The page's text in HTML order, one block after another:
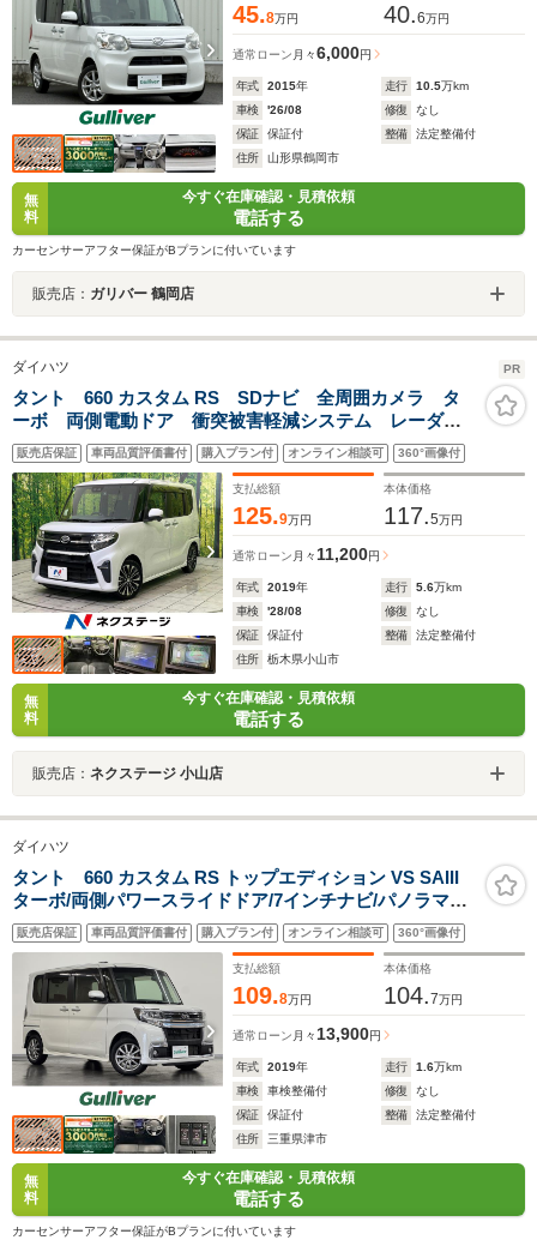
45.8万円 40.6万円
通常ローン 月々6,000円
年式 2015年 走行 10.5万km
車検
'26/08 修復
なし
保証
保証付 整備
法定整備付
住所
山形県鶴岡市
無
料
今すぐ在庫確認・見積依頼
電話する
カーセンサーアフター保証がBプランに付いています
販売店： ガリバー 鶴岡店
ダイハツ PR
タント 660 カスタム RS SDナビ 全周囲カメラ タ
ーボ 両側電動ドア 衝突被害軽減システム レーダー
クルーズ 禁煙車 ハーフレザーシート ドラレコ コ
ーナーセンサー スマートキー LEDヘッド ビルトイ
ンETC
販売店保証 車両品質評価書付 購入プラン付 オンライン相談可 360°画像付
支払総額
125.9万円
本体価格
117.5万円
通常ローン 月々11,200円
年式 2019年 走行 5.6万km
車検
'28/08 修復
なし
保証
保証付 整備
法定整備付
住所
栃木県小山市
無
料
今すぐ在庫確認・見積依頼
電話する
販売店： ネクステージ 小山店
ダイハツ
タント 660 カスタム RS トップエディション VS SAIII
ターボ/両側パワースライドドア/7インチナビ/パノラマモ
ニター/ドライブレコーダー/ETC/ハーフレザーシート/ス
マートアシスト/衝突回避支援ブレーキ/オートハイビー
ム/LEDライト/シートヒーター
販売店保証 車両品質評価書付 購入プラン付 オンライン相談可 360°画像付
支払総額
109.8万円
本体価格
104.7万円
通常ローン 月々 13,900円
年式 2019年 走行 1.6万km
車検
車検整備付 修復
なし
保証
保証付 整備
法定整備付
住所
三重県津市
無
料
今すぐ在庫確認・見積依頼
電話する
カーセンサーアフター保証がBプランに付いています